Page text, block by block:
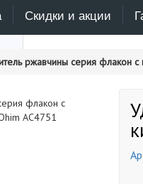
Скидки и акции
ржавчины серия флакон с